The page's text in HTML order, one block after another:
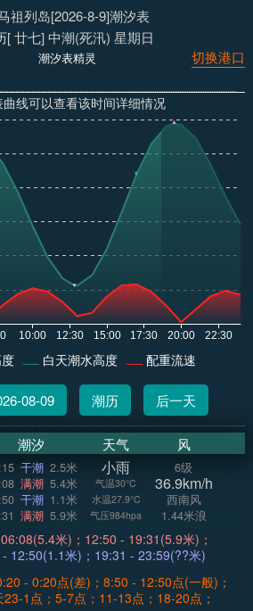
祖列岛[2026-8-9]潮汐表
[ 廿七] 中潮(死汛) 星期日
切换港口
潮汐表精灵
线可以查看该时间详细情况
白天潮水高度 配重流速
08-09 潮历 后一天
潮汐 天气 风
干潮 2.5米
满潮 5.4米
干潮 1.1米
满潮 5.9米
小雨
气温30°C
水温27.9°C
气压984hpa
6级
36.9km/h
西南风
1.44米浪
00:15 - 06:08(5.4米)；12:50 - 19:31(5.9米)；
： 06:08 - 12:50(1.1米)；19:31 - 23:59(??米)
- 0:20点(差)；8:50 - 12:50点(一般)；
1点；5-7点；11-13点；18-20点；